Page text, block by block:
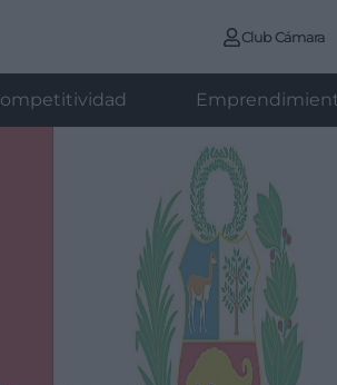
Club Cámara